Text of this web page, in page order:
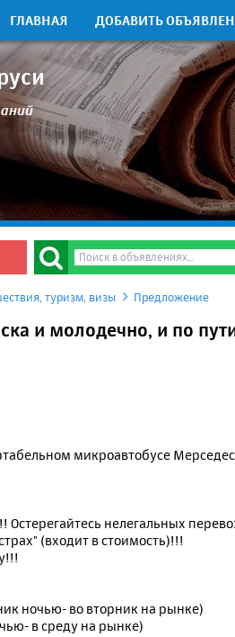
ГЛАВНАЯ ДОБАВИТЬ
туризм, визы Предложение
и молодечно, и по
микроавтобусе
нелегальных
(входит в стоимость)!!!
ночью- во вторник на рынке)
в среду на рынке)